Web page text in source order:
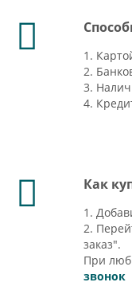
1.
2.
3.
4.
Как
1.
2.
заказ".
При
звонок